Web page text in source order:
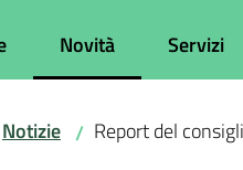
Novità
Menu selezionato
Servizi
Notizie / Report del